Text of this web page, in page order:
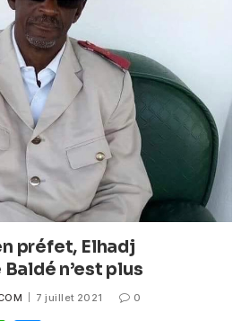
A
p
p
n
g
er
préfet, Elhadj
n’est plus
7 juillet 2021 0